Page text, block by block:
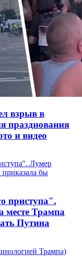
взрыв в
празднования
и видео
приступа".
месте Трампа
Путина